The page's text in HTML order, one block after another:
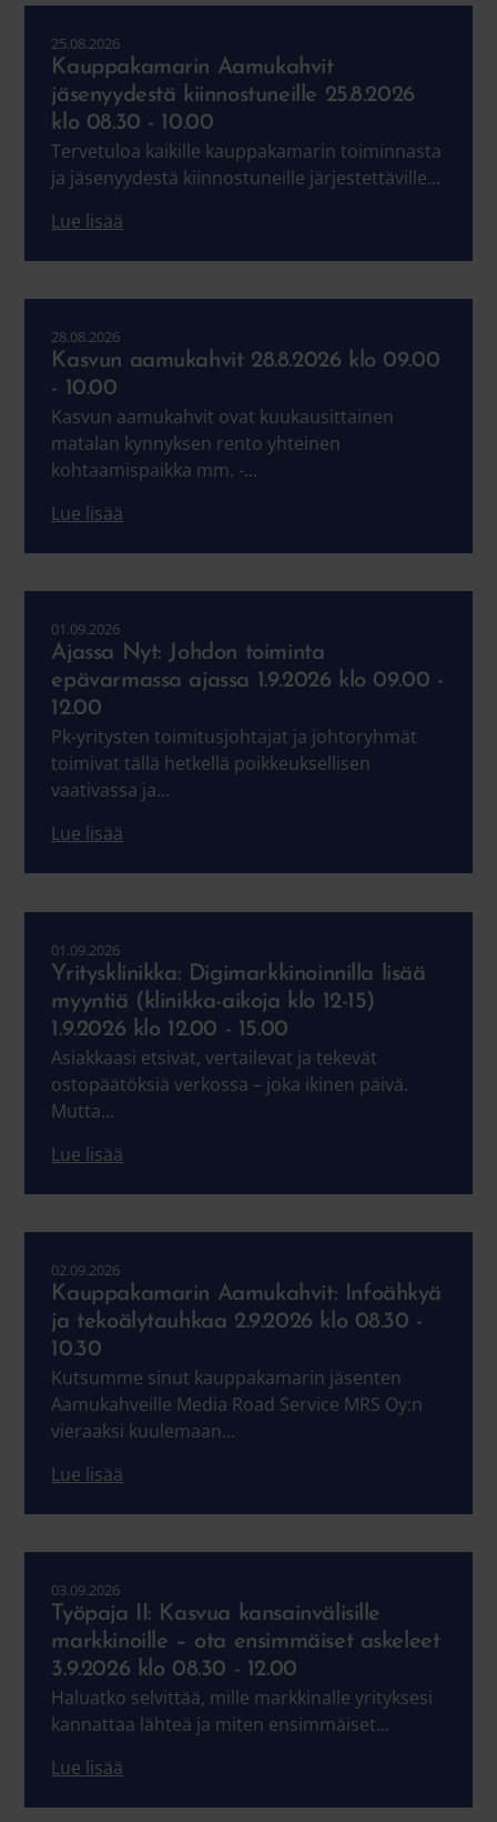
Kauppakamarin Aamukahvit
jäsenyydestä kiinnostuneille 25.8.2026
klo 08.30 - 10.00
25.08.2026
Tervetuloa kaikille kauppakamarin toiminnasta
ja jäsenyydestä kiinnostuneille järjestettäville...
Lue lisää
Kasvun aamukahvit 28.8.2026 klo 09.00
- 10.00
28.08.2026
Kasvun aamukahvit ovat kuukausittainen
matalan kynnyksen rento yhteinen
kohtaamispaikka mm. -...
Lue lisää
Ajassa Nyt: Johdon toiminta
epävarmassa ajassa 1.9.2026 klo 09.00 -
12.00
01.09.2026
Pk-yritysten toimitusjohtajat ja johtoryhmät
toimivat tällä hetkellä poikkeuksellisen
vaativassa ja...
Lue lisää
Yritysklinikka: Digimarkkinoinnilla lisää
myyntiä (klinikka-aikoja klo 12-15)
1.9.2026 klo 12.00 - 15.00
01.09.2026
Asiakkaasi etsivät, vertailevat ja tekevät
ostopäätöksiä verkossa – joka ikinen päivä.
Mutta...
Lue lisää
Kauppakamarin Aamukahvit: ​​​​​​​Infoähkyä
ja tekoälytauhkaa 2.9.2026 klo 08.30 -
10.30
02.09.2026
Kutsumme sinut kauppakamarin jäsenten
Aamukahveille Media Road Service MRS Oy:n
vieraaksi kuulemaan...
Lue lisää
Työpaja II: Kasvua kansainvälisille
markkinoille – ota ensimmäiset askeleet
3.9.2026 klo 08.30 - 12.00
03.09.2026
Haluatko selvittää, mille markkinalle yrityksesi
kannattaa lähteä ja miten ensimmäiset...
Lue lisää